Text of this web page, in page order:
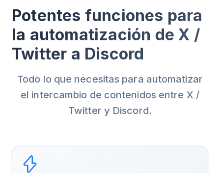
Potentes funciones para
la automatización de X /
Twitter a Discord
Todo lo que necesitas para automatizar
el intercambio de contenidos entre X /
Twitter y Discord.